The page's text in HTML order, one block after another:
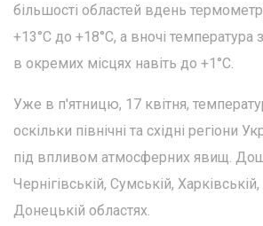
більшості областей вдень
+13°С до +18°С, а вночі температура
в окремих місцях навіть до +1°С.
Уже в п'ятницю, 17 квітня,
оскільки північні та східні регіони
під впливом атмосферних явищ.
Чернігівській, Сумській,
Донецькій областях.